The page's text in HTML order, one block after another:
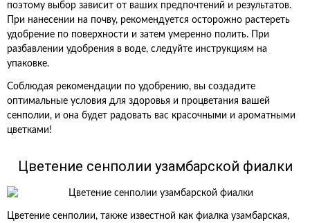
поэтому выбор зависит от ваших предпочтений и результатов.
При нанесении на почву, рекомендуется осторожно растереть
удобрение по поверхности и затем умеренно полить. При
разбавлении удобрения в воде, следуйте инструкциям на
упаковке.
Соблюдая рекомендации по удобрению, вы создадите
оптимальные условия для здоровья и процветания вашей
сенполии, и она будет радовать вас красочными и ароматными
цветками!
Цветение сенполии узамбарской фиалки
Цветение сенполии, также известной как фиалка узамбарская,